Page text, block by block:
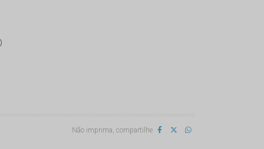
Não imprima, compartilhe